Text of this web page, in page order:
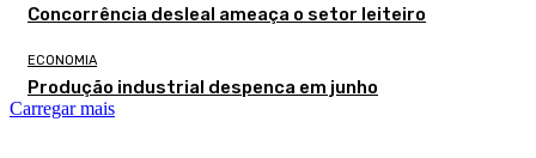
Concorrência desleal ameaça o setor leiteiro
ECONOMIA
Produção industrial despenca em junho
Carregar mais